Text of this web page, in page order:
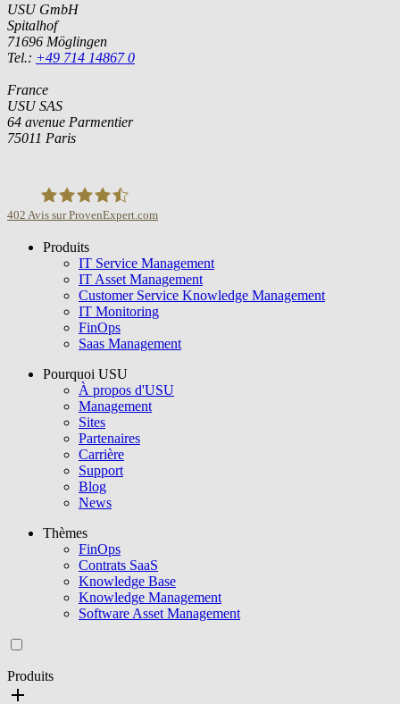
USU GmbH
Spitalhof
71696 Möglingen
Tel.: +49 714 14867 0
France
USU SAS
64 avenue Parmentier
75011 Paris
USU GmbH
402 Avis sur ProvenExpert.com
Produits
IT Service Management
IT Asset Management
Customer Service Knowledge Management
IT Monitoring
FinOps
Saas Management
Pourquoi USU
À propos d'USU
Management
Sites
Partenaires
Carrière
Support
Blog
News
Thèmes
FinOps
Contrats SaaS
Knowledge Base
Knowledge Management
Software Asset Management
Produits